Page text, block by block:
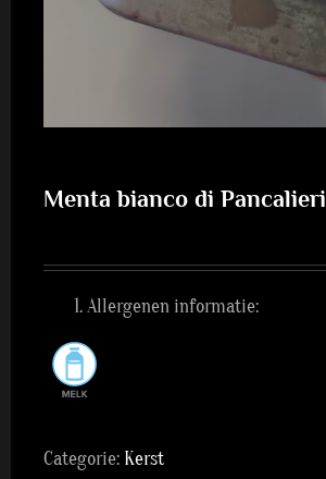
Menta bianco di Pancalieri
Allergenen informatie:
Categorie: Kerst